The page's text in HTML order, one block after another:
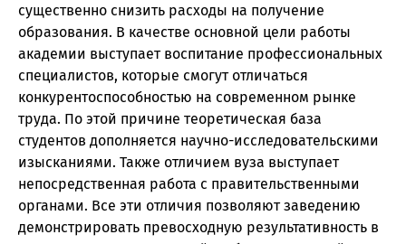
существенно снизить расходы на получение
образования. В качестве основной цели работы
академии выступает воспитание профессиональных
специалистов, которые смогут отличаться
конкурентоспособностью на современном рынке
труда. По этой причине теоретическая база
студентов дополняется научно-исследовательскими
изысканиями. Также отличием вуза выступает
непосредственная работа с правительственными
органами. Все эти отличия позволяют заведению
демонстрировать превосходную результативность в